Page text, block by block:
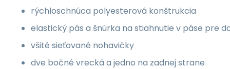
rýchloschnúca polyesterová konštrukcia
elastický pás a šnúrka na stiahnutie v páse pre
všité sieťované nohavičky
dve bočné vrecká a jedno na zadnej strane